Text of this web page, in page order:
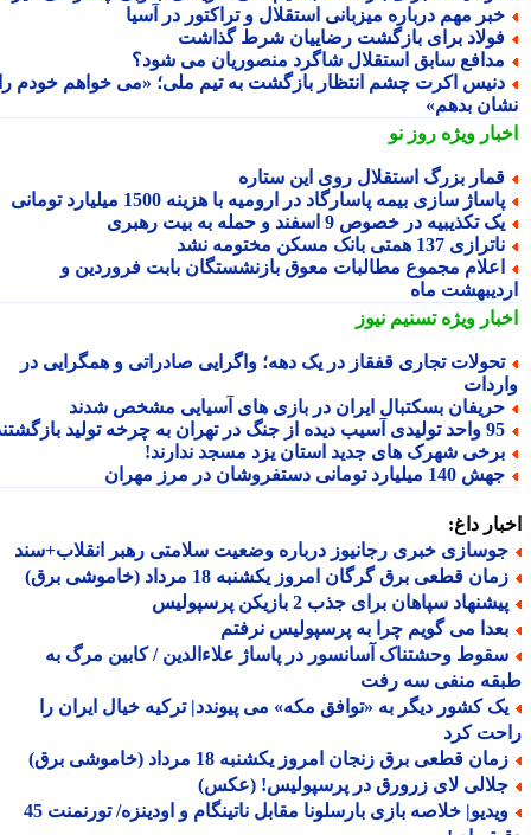
مهم درباره میزبانی استقلال و تراکتور در آسیا
برای بازگشت رضاییان شرط گذاشت
سابق استقلال شاگرد منصوریان می شود؟
اکرت چشم انتظار بازگشت به تیم ملی؛ «می خواهم خودم را
بدهم»
ویژهروز نو
بزرگ استقلال روی این ستاره
سازی بیمه پاسارگاد در ارومیه با هزینه 1500 میلیارد تومانی
تکذیبیه در خصوص 9 اسفند و حمله به بیت رهبری
137 همتی بانک مسکن مختومه نشد
مجموع مطالبات معوق بازنشستگان بابت فروردین و
ماه
ویژهتسنیم نیوز
تجاری قفقاز در یک دهه؛ واگرایی صادراتی و همگرایی در
بسکتبال ایران در بازی های آسیایی مشخص شدند
دیده از جنگ در تهران به چرخه تولید بازگشتند
شهرک های جدید استان یزد مسجد ندارند!
میلیارد تومانی دستفروشان در مرز مهران
داغ:
خبری رجانیوز درباره وضعیت سلامتی رهبر انقلاب+سند
قطعی برق گرگان امروز یکشنبه 18 مرداد (خاموشی برق)
سپاهان برای جذب 2 بازیکن پرسپولیس
می گویم چرا به پرسپولیس نرفتم
وحشتناک آسانسور در پاساژ علاءالدین / کابین مرگ به
منفی سه رفت
کشور دیگر به «توافق مکه» می پیوندد| ترکیه خیال ایران را
کرد
قطعی برق زنجان امروز یکشنبه 18 مرداد (خاموشی برق)
لای زرورق در پرسپولیس! (عکس)
ویدیو| خلاصه بازی بارسلونا مقابل ناتینگام و اودینزه/ تورنمنت 45